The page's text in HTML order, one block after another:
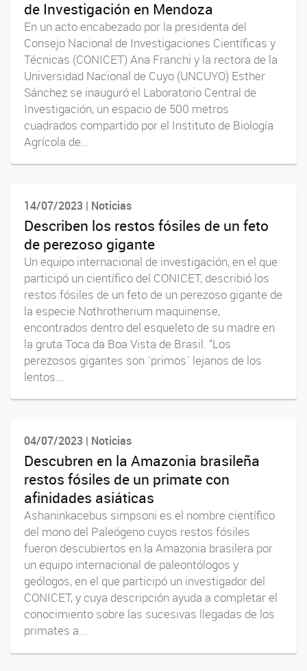
de Investigación en Mendoza
En un acto encabezado por la presidenta del
Consejo Nacional de Investigaciones Científicas y
Técnicas (CONICET) Ana Franchi y la rectora de la
Universidad Nacional de Cuyo (UNCUYO) Esther
Sánchez se inauguró el Laboratorio Central de
Investigación, un espacio de 500 metros
cuadrados compartido por el Instituto de Biología
Agrícola de...
14/07/2023 | Noticias
Describen los restos fósiles de un feto
de perezoso gigante
Un equipo internacional de investigación, en el que
participó un científico del CONICET, describió los
restos fósiles de un feto de un perezoso gigante de
la especie Nothrotherium maquinense,
encontrados dentro del esqueleto de su madre en
la gruta Toca da Boa Vista de Brasil. “Los
perezosos gigantes son ´primos´ lejanos de los
lentos...
04/07/2023 | Noticias
Descubren en la Amazonia brasileña
restos fósiles de un primate con
afinidades asiáticas
Ashaninkacebus simpsoni es el nombre científico
del mono del Paleógeno cuyos restos fósiles
fueron descubiertos en la Amazonia brasilera por
un equipo internacional de paleontólogos y
geólogos, en el que participó un investigador del
CONICET, y cuya descripción ayuda a completar el
conocimiento sobre las sucesivas llegadas de los
primates a...